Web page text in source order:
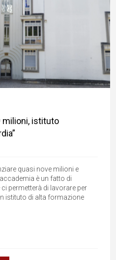
milioni, istituto
quasi nove milioni e
è un fatto di
permetterà di lavorare per
istituto di alta formazione